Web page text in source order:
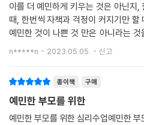
이를 더 예민하게 키우는 것은 아닌지
때, 한번씩 자책과 걱정이 커지기만 할
예민한 것이 나쁜 것 만은 아니라는
게는 큰 위안이 되었습니다 이 책을
n*****n 2023.05.05. 신고
종이책 구매
예민한 부모를 위한
예민한 부모를 위한 심리수업예민한